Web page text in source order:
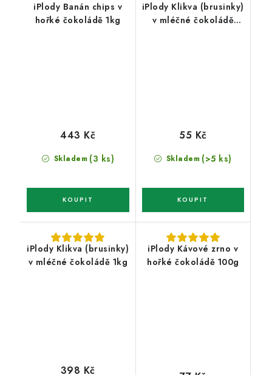
iPlody Banán chips v
hořké čokoládě 1kg
Skladem (3 ks)
443 Kč
iPlody Klikva (brusinky)
v mléčné čokoládě
Skladem (>5 ks)
55 Kč
iPlody Klikva (brusinky)
v mléčné čokoládě 1kg
398 Kč
iPlody Kávové zrno v
hořké čokoládě 100g